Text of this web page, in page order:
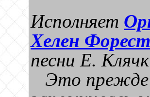
Исполняет
Хелен
песни Е.
Это прежде